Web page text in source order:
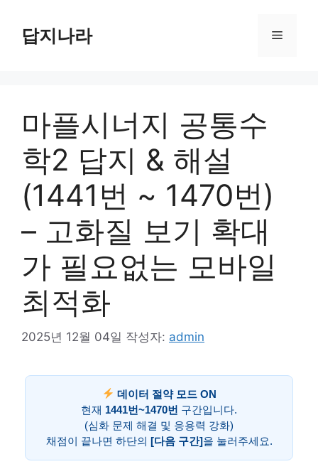
답지나라 메
마플시너지 공통수
학2 답지 & 해설
(1441번 ~ 1470번)
– 고화질 보기 확대
가 필요없는 모바일
최적화
2025년 12월 04일 작성자: admin
데이터 절약 모드 ON
현재 1441번~1470번 구간입니다.
(심화 문제 해결 및 응용력 강화)
채점이 끝나면 하단의 [다음 구간]을 눌러주세요.